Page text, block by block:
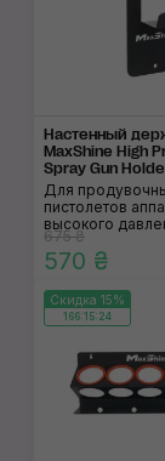
Настенный
MaxShine High
Spray Gun
Для
пистолетов
высокого
675 ₴
570 ₴
Скидка 15%
166:15:24